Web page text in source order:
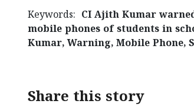
Keywords: CI Ajith Kumar
mobile phones of students in
Kumar, Warning, Mobile Phone,
Share this story